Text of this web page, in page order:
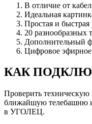
В отличие от
Идеальная
Простая и быстрая
20 разнообразных
Дополнительный
Цифровое эфирное
КАК
Проверить
ближайшую телебашню и
в УГОЛЕЦ.